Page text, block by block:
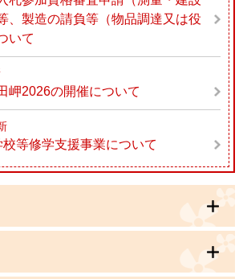
、製造の請負等（物品調達又は役
いて
岬2026の開催について
等修学支援事業について